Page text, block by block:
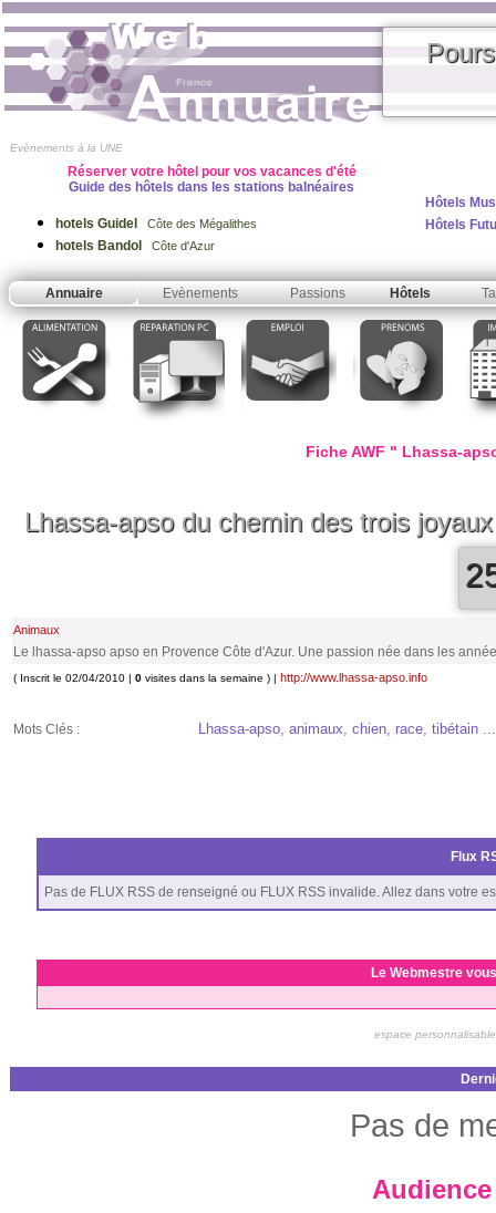
Evènements à la UNE
Réserver votre hôtel pour vos vacances d'été
Guide des hôtels dans les stations balnéaires
hotels Guidel Côte des Mégalithes
hotels Bandol Côte d'Azur
Hôtels
Hôtels
Annuaire Evènements Passions Hôtels
Fiche AWF " Lhassa-
Lhassa-apso du chemin des trois joyaux
Animaux
Le lhassa-apso apso en Provence Côte d'Azur. Une passion née dans les
( Inscrit le 02/04/2010 | 0 visites dans la semaine ) | http://www.lhassa-apso.info
Mots Clés : Lhassa-apso, animaux, chien, race, tibétain ...
Flux
Pas de FLUX RSS de renseigné ou FLUX RSS invalide. Allez dans votre
Le Webmestre
espace
Pas de